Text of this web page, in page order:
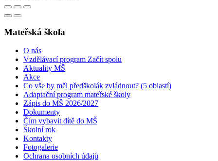
Mateřská škola
O nás
Vzdělávací program Začít spolu
Aktuality MŠ
Akce
Co vše by měl předškolák zvládnout? (5 oblastí)
Adaptační program mateřské školy
Zápis do MŠ 2026/2027
Dokumenty
Čím vybavit dítě do MŠ
Školní rok
Kontakty
Fotogalerie
Ochrana osobních údajů